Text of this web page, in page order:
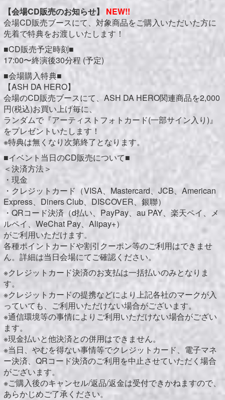
【会場CD販売のお知らせ】 NEW!!
会場CD販売ブースにて、対象商品をご購入いただいた方に
先着で特典をお渡しいたします！
■CD販売予定時刻■
17:00〜終演後30分程 (予定)
■会場購入特典■
【ASH DA HERO】
会場のCD販売ブースにて、ASH DA HERO関連商品を2,000
円(税込)お買い上げ毎に、
ランダムで『アーティストフォトカード(一部サイン入り)』
をプレゼントいたします！
※特典は無くなり次第終了となります。
■イベント当日のCD販売について■
＜決済方法＞
・現金
・クレジットカード（VISA、Mastercard、JCB、American
Express、Diners Club、DISCOVER、銀聯）
・QRコード決済（d払い、PayPay、au PAY、楽天ペイ、メ
ルペイ、WeChat Pay、Alipay+）
がご利用いただけます。
各種ポイントカードや割引クーポン等のご利用はできませ
ん。詳細は当日会場にてご確認ください。
※クレジットカード決済のお支払は一括払いのみとなりま
す。
※クレジットカードの提携などにより上記各社のマークが入
っていても、ご利用いただけない場合がございます。
※通信環境等の事情によりご利用いただけない場合がござい
ます。
※現金払いと他決済との併用はできません。
※当日、やむを得ない事情等でクレジットカード、電子マネ
ー決済、QRコード決済のご利用を中止させていただく場合
がございます。
※ご購入後のキャンセル/返品/返金は受付できかねますので、
あらかじめご了承ください。